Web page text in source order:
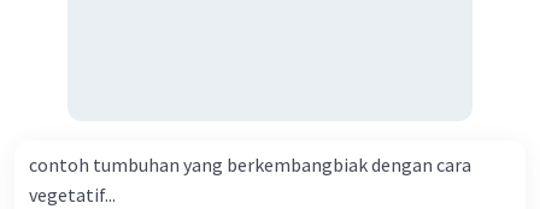
contoh tumbuhan yang berkembangbiak dengan cara
vegetatif...